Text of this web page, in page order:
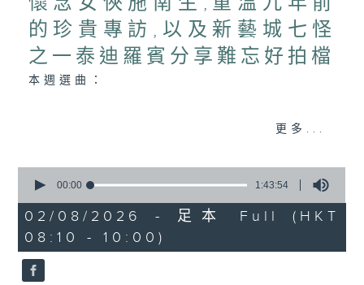
的珍貴專訪,以及新藝城七怪
之一泰迪羅賓分享難忘好拍檔
本週選曲：
活色生香
天外人
更多...
seconds
1
hour,
43
minutes,
54
seconds
00:00 1:43:54
02/08/2026 - 足本 Full (HKT
08:10 - 10:00)